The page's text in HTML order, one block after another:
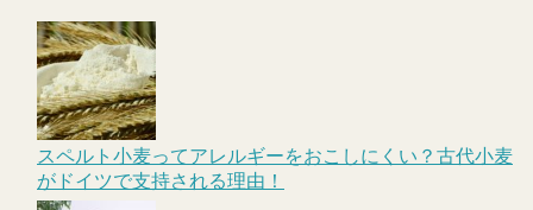
スペルト小麦ってアレルギーをおこしにくい？古代小麦
がドイツで支持される理由！